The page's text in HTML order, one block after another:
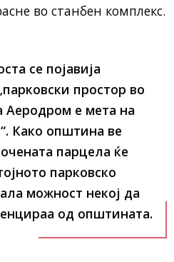
во станбен комплекс.
се појавија
простор во
е мета на
Како општина ве
парцела ќе
парковско
можност некој да
од општината.